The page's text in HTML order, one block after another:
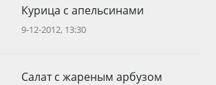
Курица с апельсинами
9-12-2012, 13:30
Салат с жареным арбузом